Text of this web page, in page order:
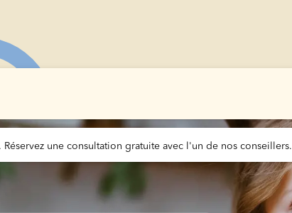
Réservez une consultation gratuite avec l'un de nos conseillers.